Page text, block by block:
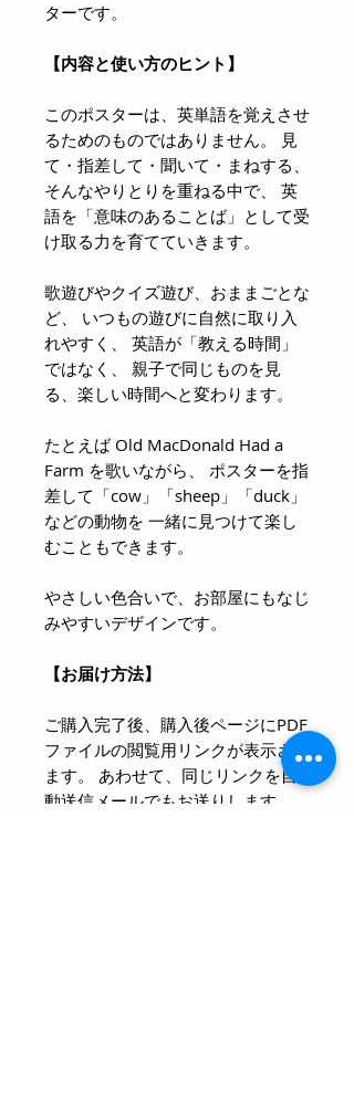
ターです。
【内容と使い方のヒント】
このポスターは、英単語を覚えさせ
るためのものではありません。 見
て・指差して・聞いて・まねする、
そんなやりとりを重ねる中で、 英
語を「意味のあることば」として受
け取る力を育てていきます。
歌遊びやクイズ遊び、おままごとな
ど、 いつもの遊びに自然に取り入
れやすく、 英語が「教える時間」
ではなく、 親子で同じものを見
る、楽しい時間へと変わります。
たとえば Old MacDonald Had a
Farm を歌いながら、 ポスターを指
差して「cow」「sheep」「duck」
などの動物を 一緒に見つけて楽し
むこともできます。
やさしい色合いで、お部屋にもなじ
みやすいデザインです。
【お届け方法】
ご購入完了後、購入後ページにPDF
ファイルの閲覧用リンクが表示され
ます。 あわせて、同じリンクを自
動送信メールでもお送りします。